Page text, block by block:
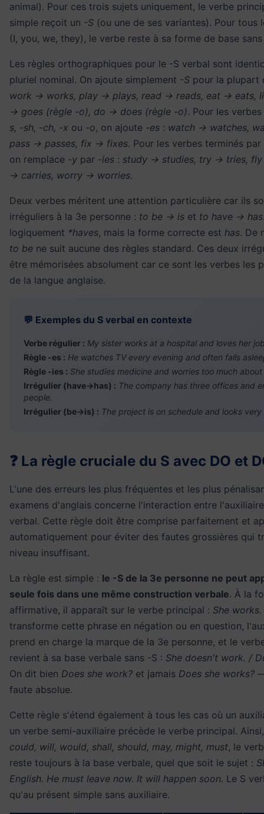
animal). Pour ces trois sujets uniquement, le verbe
simple reçoit un -S (ou une de ses variantes). Pour tous
(I, you, we, they), le verbe reste à sa forme de base
Les règles orthographiques pour le -S verbal sont
pluriel nominal. On ajoute simplement -S pour la plupart
work → works, play → plays, read → reads, eat → eats,
→ goes (règle -o), do → does (règle -o). Pour les
s, -sh, -ch, -x ou -o, on ajoute -es : watch → watches,
pass → passes, fix → fixes. Pour les verbes terminés
on remplace -y par -ies : study → studies, try → tries,
→ carries, worry → worries.
Deux verbes méritent une attention particulière car ils
irréguliers à la 3e personne : to be → is et to have → has
logiquement *haves, mais la forme correcte est has. De
to be ne suit aucune des règles standard. Ces deux
être mémorisées absolument car ce sont les verbes les
de la langue anglaise.
💬 Exemples du S verbal en contexte
Verbe régulier : My sister works at a hospital and loves her
Règle -es : He watches TV every evening and often falls
Règle -ies : She studies medicine and worries too much
Irrégulier (have→has) : The company has three offices and
people.
Irrégulier (be→is) : The project is on schedule and looks
❓ La règle cruciale du S avec DO et
L'une des erreurs les plus fréquentes et les plus
examens d'anglais concerne l'interaction entre
verbal. Cette règle doit être comprise parfaitement et
automatiquement pour éviter des fautes grossières qui
niveau insuffisant.
La règle est simple : le -S de la 3e personne ne peut
seule fois dans une même construction verbale. À la
affirmative, il apparaît sur le verbe principal : She works.
transforme cette phrase en négation ou en question,
prend en charge la marque de la 3e personne, et le
revient à sa base verbale sans -S : She doesn't work. /
On dit bien Does she work? et jamais Does she works?
faute absolue.
Cette règle s'étend également à tous les cas où un
un verbe semi-auxiliaire précède le verbe principal.
could, will, would, shall, should, may, might, must, le
reste toujours à la base verbale, quel que soit le sujet :
English. He must leave now. It will happen soon. Le S
qu'au présent simple sans auxiliaire.